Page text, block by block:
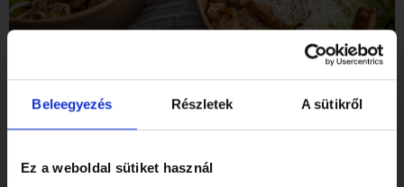
Beleegyezés Részletek A sütikről
Ez a weboldal sütiket használ
Tibidabo Gluténmentes Étterem & Pékség a SZIGET
Elolvasom